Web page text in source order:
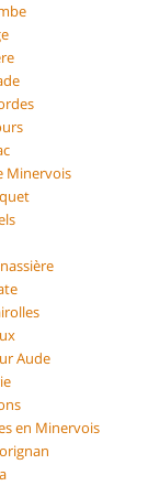
Minervois
Aude
en Minervois